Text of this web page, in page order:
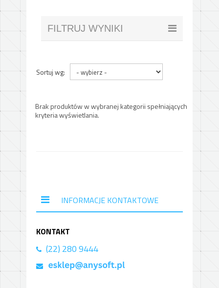
FILTRUJ WYNIKI
Sortuj wg:
Brak produktów w wybranej kategorii spełniających
kryteria wyświetlania.
INFORMACJE KONTAKTOWE
KONTAKT
(22) 280 9444